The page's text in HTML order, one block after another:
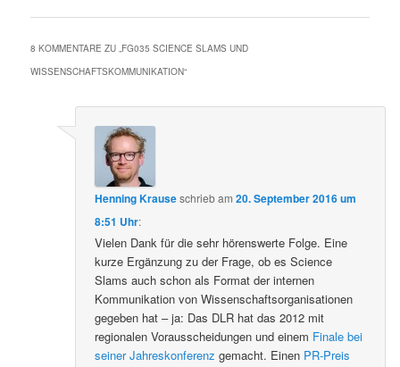
8 KOMMENTARE ZU „FG035 SCIENCE SLAMS UND
WISSENSCHAFTSKOMMUNIKATION“
Henning Krauseschriebam20. September 2016 um
8:51 Uhr:
Vielen Dank für die sehr hörenswerte Folge. Eine
kurze Ergänzung zu der Frage, ob es Science
Slams auch schon als Format der internen
Kommunikation von Wissenschaftsorganisationen
gegeben hat – ja: Das DLR hat das 2012 mit
regionalen Vorausscheidungen und einem Finale bei
seiner Jahreskonferenz gemacht. Einen PR-Preis